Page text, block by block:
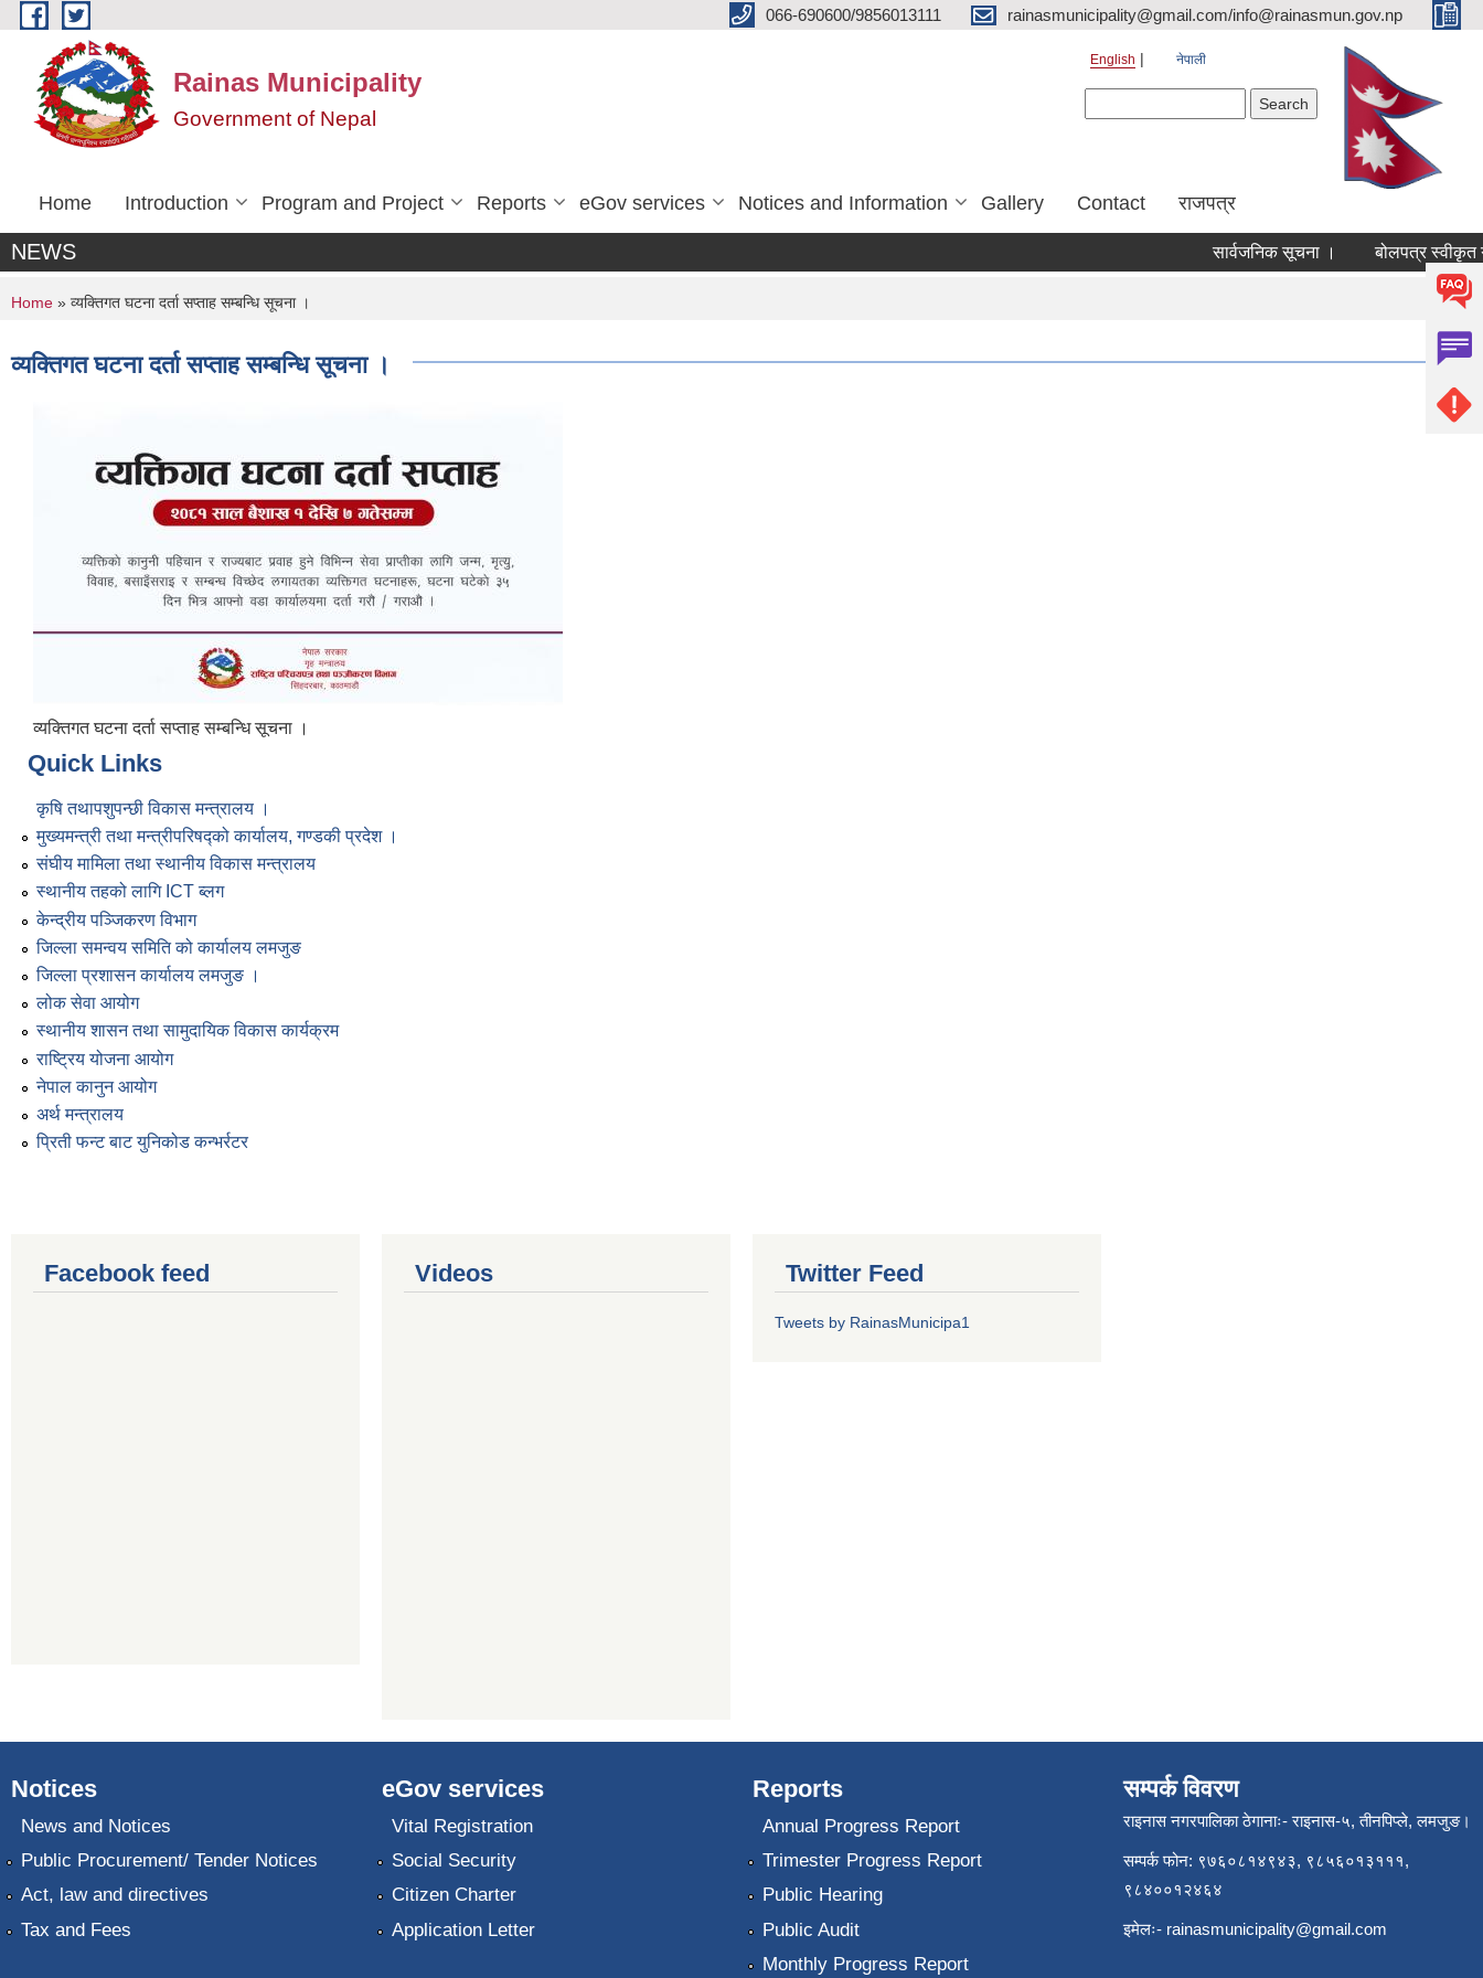
Skip to main content 066-690600/9856013111 rainasmunicipality@gmail.com/info@rainasmun.gov.np
Rainas Municipality
Government of Nepal
English नेपाली
Home Introduction Program and Project Reports eGov services Notices and Information Gallery Contact राजपत्र
NEWS सार्वजनिक सूचना । बोलपत्र स्वीकृत
« first
You are here
Home » व्यक्तिगत घटना दर्ता सप्ताह सम्बन्धि सूचना ।
व्यक्तिगत घटना दर्ता सप्ताह सम्बन्धि सूचना ।
व्यक्तिगत घटना दर्ता सप्ताह सम्बन्धि सूचना ।
Quick Links
कृषि तथापशुपन्छी विकास मन्त्रालय ।
मुख्यमन्त्री तथा मन्त्रीपरिषद्को कार्यालय, गण्डकी प्रदेश ।
संघीय मामिला तथा स्थानीय विकास मन्त्रालय
स्थानीय तहको लागि ICT ब्लग
केन्द्रीय पञ्जिकरण विभाग
जिल्ला समन्वय समिति को कार्यालय लमजुङ
जिल्ला प्रशासन कार्यालय लमजुङ ।
लोक सेवा आयोग
स्थानीय शासन तथा सामुदायिक विकास कार्यक्रम
राष्ट्रिय योजना आयोग
नेपाल कानुन आयोग
अर्थ मन्त्रालय
प्रिती फन्ट बाट युनिकोड कन्भर्रटर
Facebook feed Videos Twitter Feed
Tweets by RainasMunicipa1
Notices
News and Notices
Public Procurement/ Tender Notices
Act, law and directives
Tax and Fees
eGov services
Vital Registration
Social Security
Citizen Charter
Application Letter
Reports
Annual Progress Report
Trimester Progress Report
Public Hearing
Public Audit
Monthly Progress Report
सम्पर्क विवरण
राइनास नगरपालिका ठेगानाः- राइनास-५, तीनपिप्ले, लमजुङ।
सम्पर्क फोन: ९७६०८१४९४३, ९८५६०१३१११,
९८४००१२४६४
इमेलः- rainasmunicipality@gmail.com